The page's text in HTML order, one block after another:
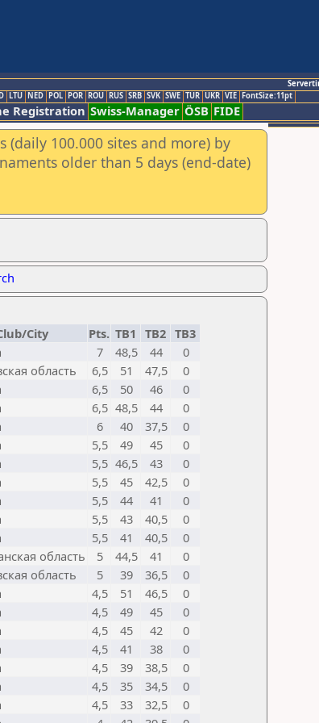
LTU NED POL POR ROU RUS SRB SVK SWE TUR UKR VIE FontSize:11pt
Registration Swiss-Manager ÖSB FIDE
100.000 sites and more) by
older than 5 days (end-date)
City Pts. TB1 TB2 TB3
7 48,5 44
0
область 6,5 51 47,5
0
6,5 50 46
0
6,5 48,5 44
0
6 40 37,5
0
5,5 49 45
0
5,5 46,5 43
0
5,5 45 42,5
0
5,5 44 41
0
5,5 43 40,5
0
5,5 41 40,5
0
область 5 44,5 41
0
область 5 39 36,5
0
4,5 51 46,5
0
4,5 49 45
0
4,5 45 42
0
4,5 41 38
0
4,5 39 38,5
0
4,5 35 34,5
0
4,5 33 32,5
0